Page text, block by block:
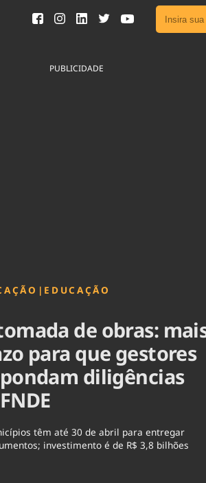
PUBLICIDADE
| EDUCAÇÃO
de obras:
para que gestores
diligências
têm até 30 de abril para entregar
investimento é de R$ 3,8 bilhões